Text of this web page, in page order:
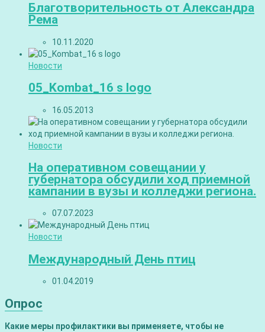
Благотворительность от Александра
Рема
10.11.2020
Новости
05_Kombat_16 s logo
16.05.2013
Новости
На оперативном совещании у
губернатора обсудили ход приемной
кампании в вузы и колледжи региона.
07.07.2023
Новости
Международный День птиц
01.04.2019
Опрос
Какие меры профилактики вы применяете, чтобы не